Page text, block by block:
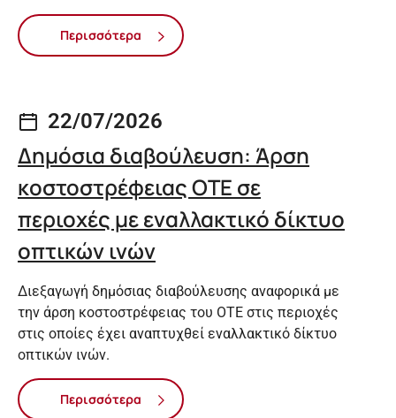
Περισσότερα
22/07/2026
Δημόσια διαβούλευση: Άρση
κοστοστρέφειας ΟΤΕ σε
περιοχές με εναλλακτικό δίκτυο
οπτικών ινών
Διεξαγωγή δημόσιας διαβούλευσης αναφορικά με
την άρση κοστοστρέφειας του ΟΤΕ στις περιοχές
στις οποίες έχει αναπτυχθεί εναλλακτικό δίκτυο
οπτικών ινών.
Περισσότερα